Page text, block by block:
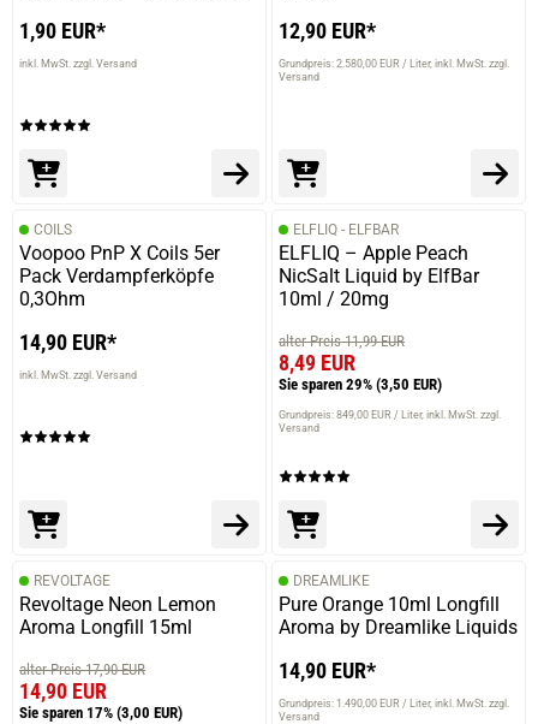
1,90 EUR*
inkl. MwSt. zzgl. Versand
12,90 EUR*
Grundpreis: 2.580,00 EUR / Liter inkl. MwSt. zzgl.
Versand
COILS
Voopoo PnP X Coils 5er
Pack Verdampferköpfe
0,3Ohm
14,90 EUR*
inkl. MwSt. zzgl. Versand
ELFLIQ - ELFBAR
ELFLIQ – Apple Peach
NicSalt Liquid by ElfBar
10ml / 20mg
alter Preis 11,99 EUR
8,49 EUR
Sie sparen 29% (3,50 EUR)
Grundpreis: 849,00 EUR / Liter inkl. MwSt. zzgl.
Versand
REVOLTAGE
Revoltage Neon Lemon
Aroma Longfill 15ml
alter Preis 17,90 EUR
14,90 EUR
Sie sparen 17% (3,00 EUR)
DREAMLIKE
Pure Orange 10ml Longfill
Aroma by Dreamlike Liquids
14,90 EUR*
Grundpreis: 1.490,00 EUR / Liter inkl. MwSt. zzgl.
Versand